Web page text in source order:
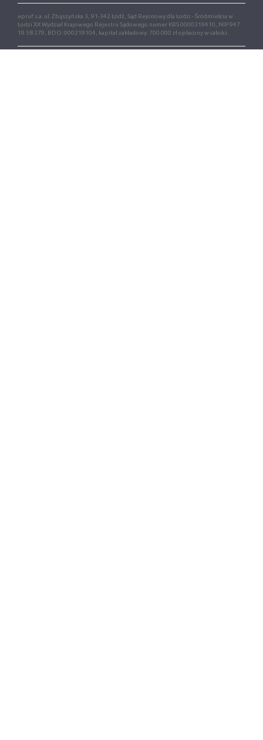
epruf s.a. ul. Zbąszyńska 3, 91-342 Łódź, Sąd Rejonowy dla Łodzi - Śródmieścia w
Łodzi XX Wydział Krajowego Rejestru Sądowego numer KRS 0000319410, NIP 947
19 58 279, BDO: 000219104, kapitał zakładowy: 700.000 zł opłacony w całości.